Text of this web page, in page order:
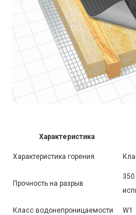
Характеристика
Характеристика горения
Прочность на разрыв
Класс водонепроницаемости W1